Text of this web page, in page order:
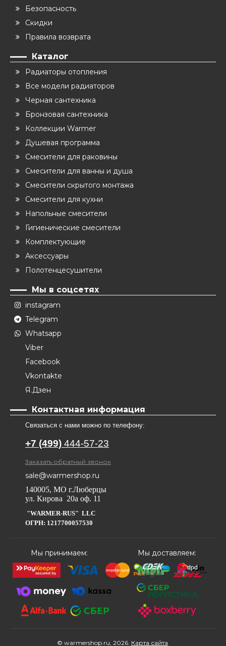
Безопасность
Скидки
Правила возврата
Каталог
Радиаторы отопления
Все модели радиаторов
Черная сантехника
Бронзовая сантехника
Коллекции Warmer
Душевая программа
Смесители для раковины
Смесители для ванны и душа
Смесители скрытого монтажа
Смесители для кухни
Напольные смесители
Гигиенические смесители
Комплектующие
Аксессуары
Полотенцесушители
Мы в соцсетях
instagram
Telegram
Whatsapp
Viber
Facebook
Vkontakte
Я.Дзен
Контактная информация
Связаться с нами можно по телефону:
+7 (499) 444-57-23
Заказать обратный звонок
sale@warmershop.ru
140005, МО г.Люберцы
ул. Кирова 20а оф. 11
"WARMER-RUS" LLC
ОГРН: 1217700057530
Мы принимаем: Мы доставляем:
© warmershop.ru, 2026. Карта сайта